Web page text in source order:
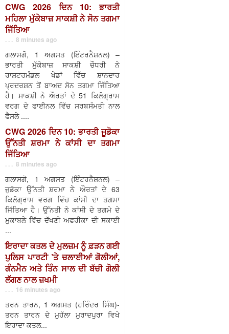
CWG 2026 ਦਿਨ 10: ਭਾਰਤੀ
ਮਹਿਲਾ ਮੁੱਕੇਬਾਜ਼ ਸਾਕਸ਼ੀ ਨੇ ਸੋਨ ਤਗਮਾ
ਜਿੱਤਿਆ
. . . 8 minutes ago
ਗਲਾਸਗੋ, 1 ਅਗਸਤ (ਇੰਟਰਨੈਸ਼ਨਲ) –
ਭਾਰਤੀ ਮੁੱਕੇਬਾਜ਼ ਸਾਕਸ਼ੀ ਚੌਧਰੀ ਨੇ
ਰਾਸ਼ਟਰਮੰਡਲ ਖੇਡਾਂ ਵਿੱਚ ਸ਼ਾਨਦਾਰ
ਪ੍ਰਦਰਸ਼ਨ ਤੋਂ ਬਾਅਦ ਸੋਨ ਤਗਮਾ ਜਿੱਤਿਆ
ਹੈ। ਸਾਕਸ਼ੀ ਨੇ ਔਰਤਾਂ ਦੇ 51 ਕਿਲੋਗ੍ਰਾਮ
ਵਰਗ ਦੇ ਫਾਈਨਲ ਵਿੱਚ ਸਰਬਸੰਮਤੀ ਨਾਲ
ਫੈਸਲੇ ....
CWG 2026 ਦਿਨ 10: ਭਾਰਤੀ ਜੂਡੋਕਾ
ਉੱਨਤੀ ਸ਼ਰਮਾ ਨੇ ਕਾਂਸੀ ਦਾ ਤਗਮਾ
ਜਿੱਤਿਆ
. . . 8 minutes ago
ਗਲਾਸਗੋ, 1 ਅਗਸਤ (ਇੰਟਰਨੈਸ਼ਨਲ) –
ਜੁਡੋਕਾ ਉੱਨਤੀ ਸ਼ਰਮਾ ਨੇ ਔਰਤਾਂ ਦੇ 63
ਕਿਲੋਗ੍ਰਾਮ ਵਰਗ ਵਿੱਚ ਕਾਂਸੀ ਦਾ ਤਗਮਾ
ਜਿੱਤਿਆ ਹੈ। ਉੱਨਤੀ ਨੇ ਕਾਂਸੀ ਦੇ ਤਗਮੇ ਦੇ
ਮੁਕਾਬਲੇ ਵਿੱਚ ਦੱਖਣੀ ਅਫਰੀਕਾ ਦੀ ਸਕਾਈ
...
ਇਰਾਦਾ ਕਤਲ ਦੇ ਮੁਲਜ਼ਮ ਨੂੰ ਫ਼ੜਨ ਗਈ
ਪੁਲਿਸ ਪਾਰਟੀ ’ਤੇ ਚਲਾਈਆਂ ਗੋਲੀਆਂ,
ਗੰਨਮੈਨ ਅਤੇ ਤਿੰਨ ਸਾਲ ਦੀ ਬੱਚੀ ਗੋਲੀ
ਲੱਗਣ ਨਾਲ ਜ਼ਖਮੀ
. . . 16 minutes ago
ਤਰਨ ਤਾਰਨ, 1 ਅਗਸਤ (ਹਰਿੰਦਰ ਸਿੰਘ)-
ਤਰਨ ਤਾਰਨ ਦੇ ਮੁਹੱਲਾ ਮੁਰਾਦਪੁਰਾ ਵਿਖੇ
ਇਰਾਦਾ ਕਤਲ...